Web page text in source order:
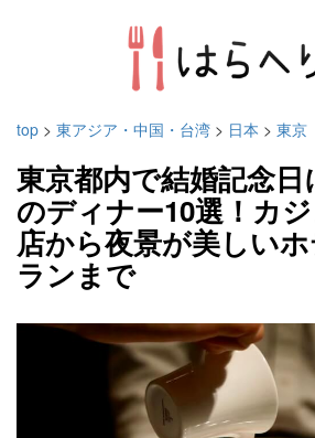
top > 東アジア・中国・台湾 > 日本 > 東京
東京都内で結婚記念
のディナー10選！カ
店から夜景が美しい
ランまで